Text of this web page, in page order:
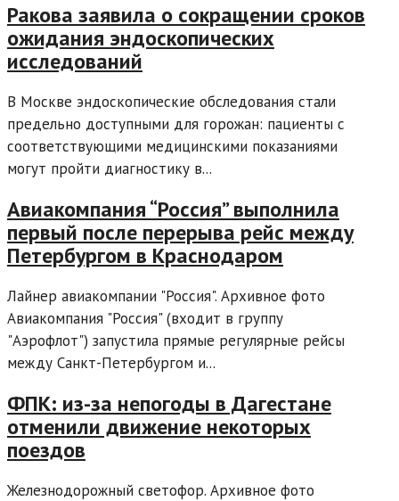
Ракова заявила о сокращении сроков
ожидания эндоскопических
исследований
В Москве эндоскопические обследования стали
предельно доступными для горожан: пациенты с
соответствующими медицинскими показаниями
могут пройти диагностику в...
Авиакомпания “Россия” выполнила
первый после перерыва рейс между
Петербургом в Краснодаром
Лайнер авиакомпании "Россия". Архивное фото
Авиакомпания "Россия" (входит в группу
"Аэрофлот") запустила прямые регулярные рейсы
между Санкт-Петербургом и...
ФПК: из-за непогоды в Дагестане
отменили движение некоторых
поездов
Железнодорожный светофор. Архивное фото